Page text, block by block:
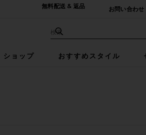
無料配送 & 返品
お問い合わせ
検索
ショップ おすすめスタイル